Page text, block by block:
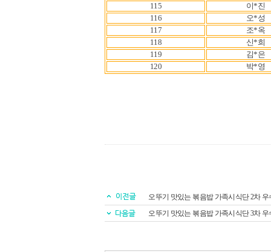
115
이*진
116
오*성
117
조*옥
118
신*희
119
김*은
120
박*영
오뚜기 맛있는 볶음밥 가족시식단 2차 우
오뚜기 맛있는 볶음밥 가족시식단 3차 우